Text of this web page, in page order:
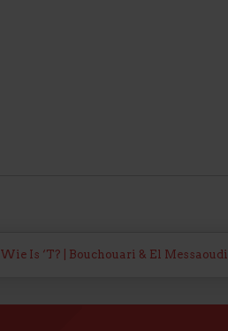
Wie Is ‘T? | Bouchouari & El Messaoudi